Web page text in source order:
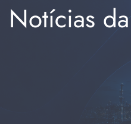
Notícias